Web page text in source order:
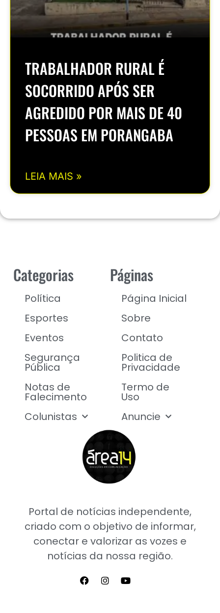
TRABALHADOR RURAL É
SOCORRIDO APÓS SER
AGREDIDO POR MAIS DE 40
PESSOAS EM PORANGABA
LEIA MAIS »
Portal de notícias independente,
criado com o objetivo de informar,
conectar e valorizar as vozes e
notícias da nossa região.
Categorias
Política
Esportes
Eventos
Segurança
Pública
Notas de
Falecimento
Colunistas
Páginas
Página Inicial
Sobre
Contato
Politica de
Privacidade
Termo de
Uso
Anuncie